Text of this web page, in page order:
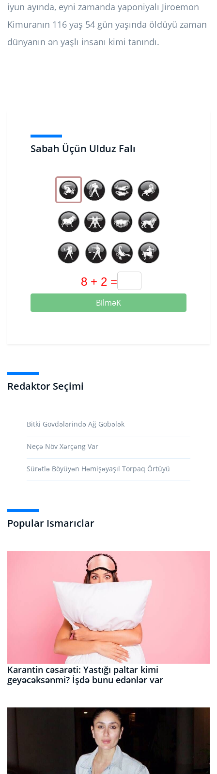
Sabah Üçün Ulduz Falı
BilməK
Redaktor Seçimi
Bitki Gövdələrində Ağ Göbələk
Neçə Növ Xərçəng Var
Sürətlə Böyüyən Həmişəyaşıl Torpaq Örtüyü
Popular Ismarıclar
Karantin cəsarəti: Yastığı paltar kimi
geyəcəksənmi? İşdə bunu edənlər var
iyun ayında, eyni zamanda yaponiyalı Jiroemon
Kimuranın 116 yaş 54 gün yaşında öldüyü zaman
dünyanın ən yaşlı insanı kimi tanındı.